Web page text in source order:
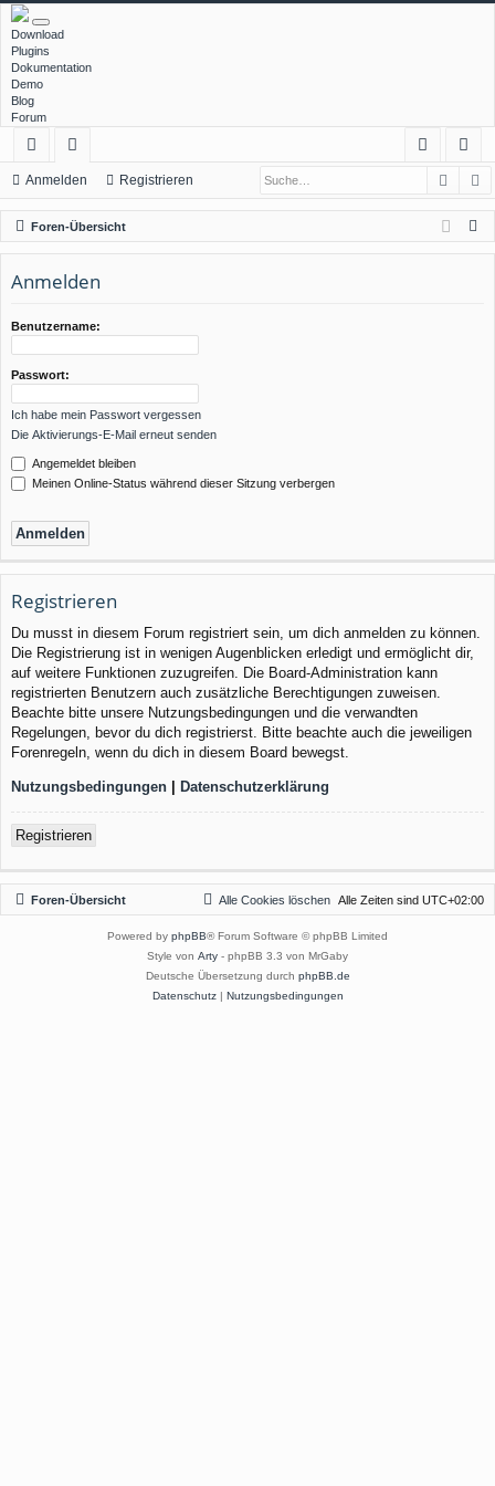
Download
Plugins
Dokumentation
Demo
Blog
Forum
ch
ne
llz
ug
f
or
en
m
el
ist
rie
Anmelden Registrieren
Foren-Übersicht
Anmelden
Benutzername:
Passwort:
Ich habe mein Passwort vergessen
Die Aktivierungs-E-Mail erneut senden
Angemeldet bleiben
Meinen Online-Status während dieser Sitzung verbergen
Registrieren
Du musst in diesem Forum registriert sein, um dich anmelden zu können.
Die Registrierung ist in wenigen Augenblicken erledigt und ermöglicht dir,
auf weitere Funktionen zuzugreifen. Die Board-Administration kann
registrierten Benutzern auch zusätzliche Berechtigungen zuweisen.
Beachte bitte unsere Nutzungsbedingungen und die verwandten
Regelungen, bevor du dich registrierst. Bitte beachte auch die jeweiligen
Forenregeln, wenn du dich in diesem Board bewegst.
Nutzungsbedingungen | Datenschutzerklärung
Registrieren
Foren-Übersicht Alle Zeiten sind UTC+02:00
Alle Cookies löschen
Powered by phpBB® Forum Software © phpBB Limited
Style von Arty - phpBB 3.3 von MrGaby
Deutsche Übersetzung durch phpBB.de
Datenschutz| Nutzungsbedingungen